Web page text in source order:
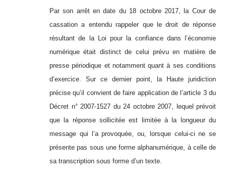
Par son arrêt en date du 18 octobre 2017, la Cour de
cassation a entendu rappeler que le droit de réponse
résultant de la Loi pour la confiance dans l’économie
numérique était distinct de celui prévu en matière de
presse périodique et notamment quant à ses conditions
d’exercice. Sur ce dernier point, la Haute juridiction
précise qu’il convient de faire application de l’article 3 du
Décret n° 2007-1527 du 24 octobre 2007, lequel prévoit
que la réponse sollicitée est limitée à la longueur du
message qui l’a provoquée, ou, lorsque celui-ci ne se
présente pas sous une forme alphanumérique, à celle de
sa transcription sous forme d’un texte.